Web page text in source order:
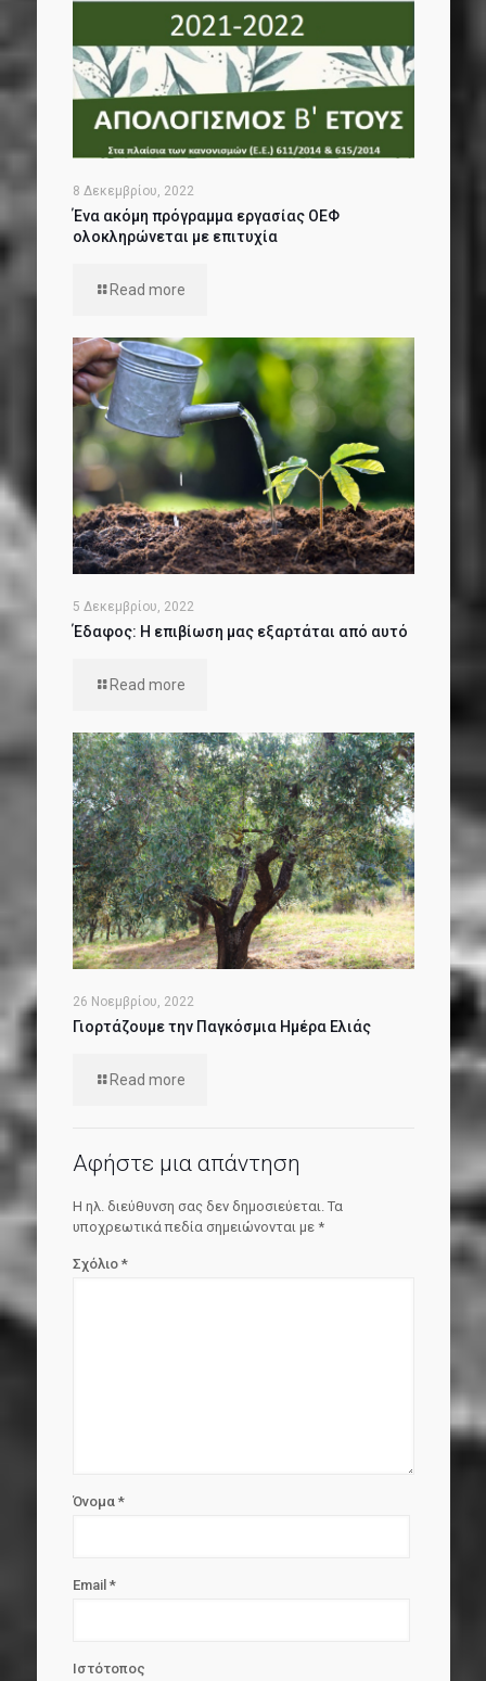
8 Δεκεμβρίου, 2022
Ένα ακόμη πρόγραμμα εργασίας ΟΕΦ
ολοκληρώνεται με επιτυχία
Read more
5 Δεκεμβρίου, 2022
Έδαφος: Η επιβίωση μας εξαρτάται από αυτό
Read more
26 Νοεμβρίου, 2022
Γιορτάζουμε την Παγκόσμια Ημέρα Ελιάς
Read more
Αφήστε μια απάντηση
Η ηλ. διεύθυνση σας δεν δημοσιεύεται. Τα
υποχρεωτικά πεδία σημειώνονται με *
Σχόλιο *
Όνομα *
Email *
Ιστότοπος